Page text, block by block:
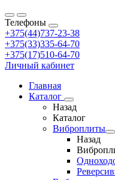
Телефоны
+375(44)737-23-38
+375(33)335-64-70
+375(17)510-64-70
Личный кабинет
Главная
Каталог
Назад
Каталог
Виброплиты
Назад